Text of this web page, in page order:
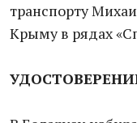
транспорту
Крыму в рядах